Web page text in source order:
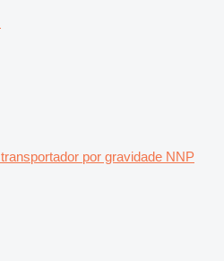
transportador por gravidade NNP